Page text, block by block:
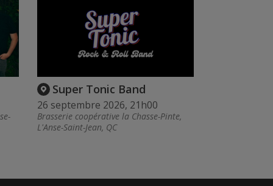
Super Tonic Band
26 septembre 2026, 21h00
Brasserie coopérative la Chasse-Pinte,
L'Anse-Saint-Jean, QC